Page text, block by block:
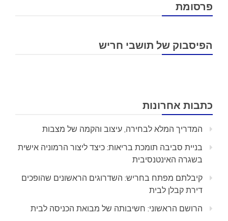
פרסומת
הפיסבוק של תושבי חריש
כתבות אחרונות
המדריך המלא לבחירה, עיצוב והקמה של מצבות
בניית סביבה תומכת בריאות: כיצד ליצור הרמוניה אישית
בשגרה האינטנסיבית
קיבלתם מפתח בחריש: השדרוגים הראשונים שהופכים
דירת קבלן לבית
הרושם הראשוני: חשיבותה של מבואת הכניסה לבית